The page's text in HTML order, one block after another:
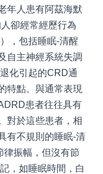
年人患有阿茲海默
卻經常經歷行為
，包括睡眠-清醒
自主神經系統失調
化引起的CRD通
特點。與通常表現
患者往往具有
對於這些患者，相
有不規則的睡眠-清
律振幅，但沒有節
，如睡眠時間，白